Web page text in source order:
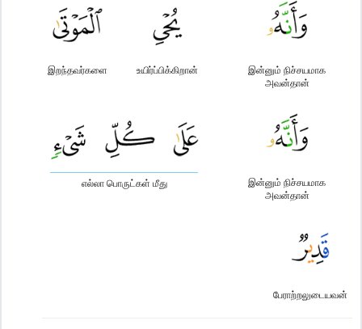
செய்வோமானால் அது பசுமையாகி, வளர்ந்து, அழகான (ஜோடி
ஜோடியாகப்) பல்வகைப் புற்பூண்டுகளை முளைப்பிக்கிறது.
இன்னும் நிச்சயமாக
அவன்தான்
உயிர்ப்பிக்கிறான்
இறந்தவர்களை
இன்னும் நிச்சயமாக
அவன்தான்
எல்லா பொருட்கள் மீது
பேராற்றலுடையவன்